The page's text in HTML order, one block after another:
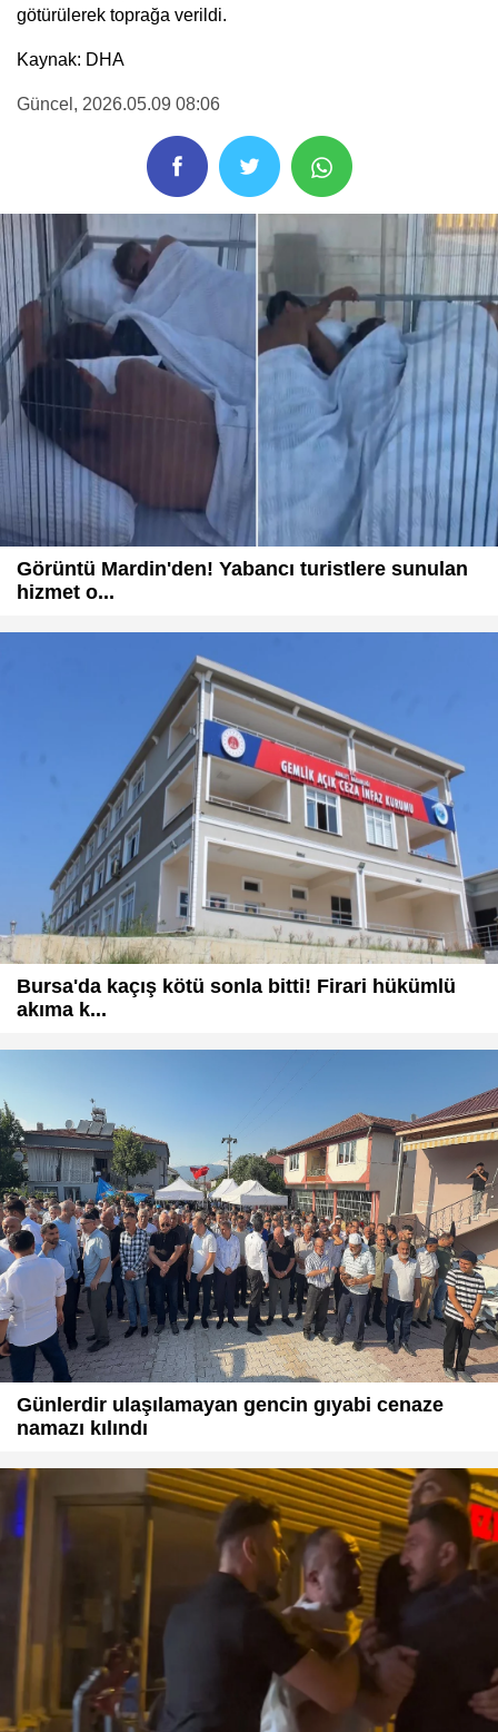
götürülerek toprağa verildi.
Kaynak: DHA
Güncel , 2026.05.09 08:06
Görüntü Mardin'den! Yabancı turistlere sunulan
hizmet o...
Bursa'da kaçış kötü sonla bitti! Firari hükümlü
akıma k...
Günlerdir ulaşılamayan gencin gıyabi cenaze
namazı kılındı